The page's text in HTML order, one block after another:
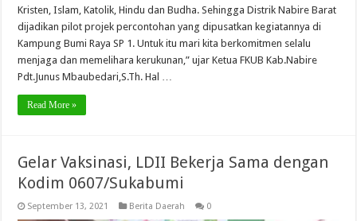
Kristen, Islam, Katolik, Hindu dan Budha. Sehingga Distrik Nabire Barat
dijadikan pilot projek percontohan yang dipusatkan kegiatannya di
Kampung Bumi Raya SP 1. Untuk itu mari kita berkomitmen selalu
menjaga dan memelihara kerukunan,” ujar Ketua FKUB Kab.Nabire
Pdt.Junus Mbaubedari,S.Th. Hal …
Read More »
Gelar Vaksinasi, LDII Bekerja Sama dengan
Kodim 0607/Sukabumi
September 13, 2021 Berita Daerah 0